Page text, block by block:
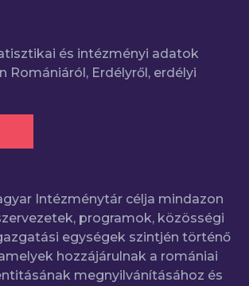
és intézményi adatok
Romániáról, Erdélyről, erdélyi
Intézménytár célja mindazon
programok, közösségi
egységek szintjén történő
hozzájárulnak a romániai
megnyilvánításához és